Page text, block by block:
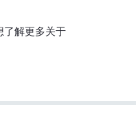
了解更多关于